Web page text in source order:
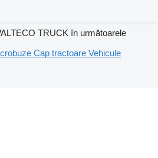
TRUCK în următoarele
Cap tractoare Vehicule